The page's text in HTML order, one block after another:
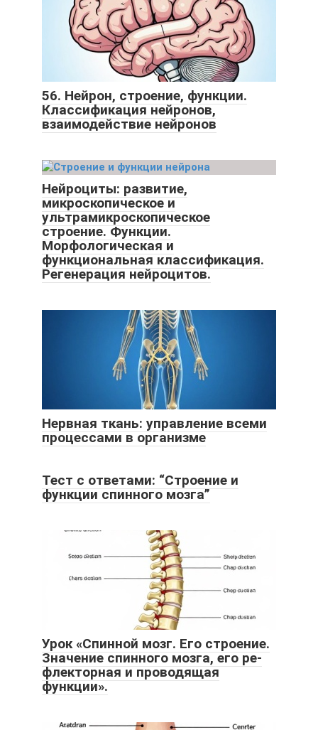
56. Нейрон, строение, функции.
Классификация нейронов,
взаимодействие нейронов
Нейроциты: развитие,
микроскопическое и
ультрамикроскопическое
строение. Функции.
Морфологическая и
функциональная классификация.
Регенерация нейроцитов.
Нервная ткань: управление всеми
процессами в организме
Тест с ответами: “Строение и
функции спинного мозга”
Урок «Спинной мозг. Его строение.
Значение спинного мозга, его ре-
флекторная и проводящая
функции».